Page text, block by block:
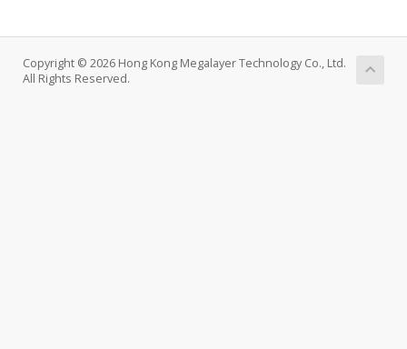
Copyright © 2026 Hong Kong Megalayer Technology Co., Ltd.
All Rights Reserved.